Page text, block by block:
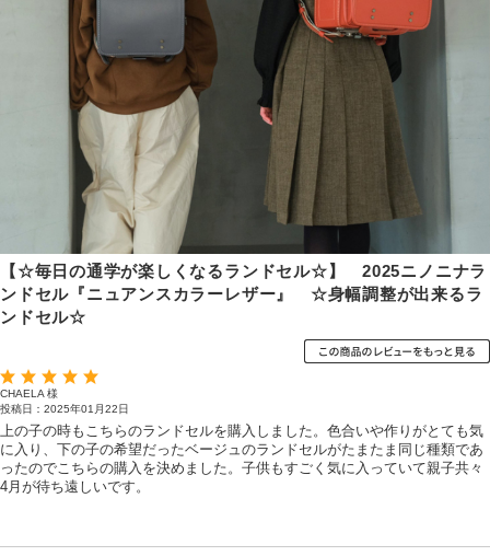
【☆毎日の通学が楽しくなるランドセル☆】 2025ニノニナラ
ンドセル『ニュアンスカラーレザー』 ☆身幅調整が出来るラ
ンドセル☆
CHAELA 様
投稿日：2025年01月22日
上の子の時もこちらのランドセルを購入しました。色合いや作りがとても気
に入り、下の子の希望だったベージュのランドセルがたまたま同じ種類であ
ったのでこちらの購入を決めました。子供もすごく気に入っていて親子共々
4月が待ち遠しいです。